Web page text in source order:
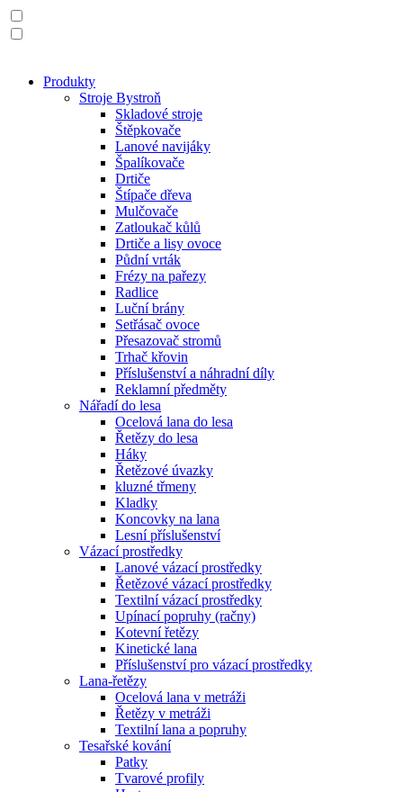
Produkty
Stroje Bystroň
Skladové stroje
Štěpkovače
Lanové navijáky
Špalíkovače
Drtiče
Štípače dřeva
Mulčovače
Zatloukač kůlů
Drtiče a lisy ovoce
Půdní vrták
Frézy na pařezy
Radlice
Luční brány
Setřásač ovoce
Přesazovač stromů
Trhač křovin
Příslušenství a náhradní díly
Reklamní předměty
Nářadí do lesa
Ocelová lana do lesa
Řetězy do lesa
Háky
Řetězové úvazky
kluzné třmeny
Kladky
Koncovky na lana
Lesní příslušenství
Vázací prostředky
Lanové vázací prostředky
Řetězové vázací prostředky
Textilní vázací prostředky
Upínací popruhy (račny)
Kotevní řetězy
Kinetické lana
Příslušenství pro vázací prostředky
Lana-řetězy
Ocelová lana v metráži
Řetězy v metráži
Textilní lana a popruhy
Tesařské kování
Patky
Tvarové profily